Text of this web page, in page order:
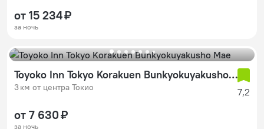
от 15 234 ₽
за ночь
Toyoko Inn Tokyo Korakuen Bunkyokuyakusho Mae
3 км от центра Токио 7,2
от 7 630 ₽
за ночь